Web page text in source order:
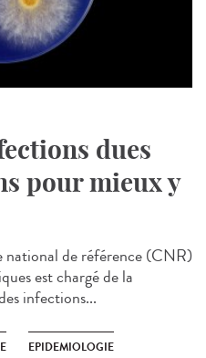
dues
pour mieux y
national de référence (CNR)
est chargé de la
infections...
EPIDEMIOLOGIE